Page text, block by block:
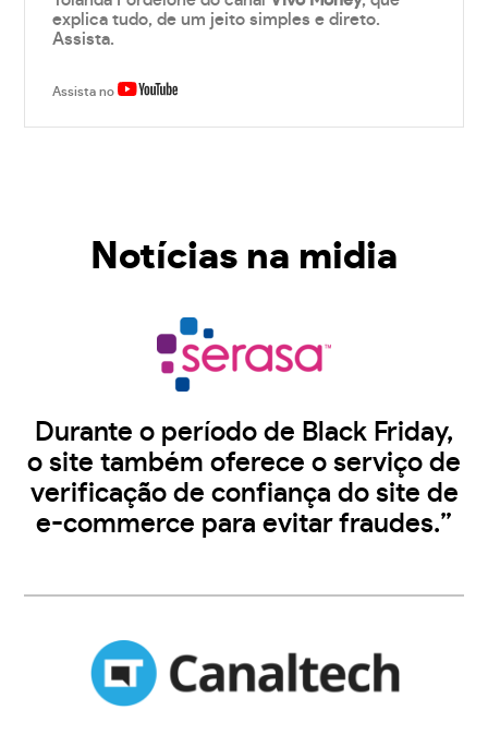
explica tudo, de um jeito simples e direto.
Assista.
Assista no
Notícias na midia
Durante o período de Black Friday,
o site também oferece o serviço de
verificação de confiança do site de
e-commerce para evitar fraudes.”